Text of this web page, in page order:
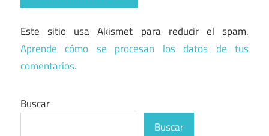
Este sitio usa Akismet para reducir el spam.
Aprende cómo se procesan los datos de tus
comentarios.
Buscar
Buscar